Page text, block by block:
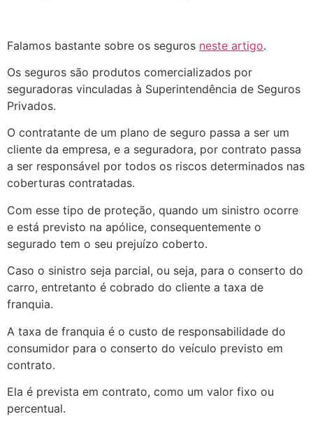
Falamos bastante sobre os seguros neste artigo.
Os seguros são produtos comercializados por
seguradoras vinculadas à Superintendência de Seguros
Privados.
O contratante de um plano de seguro passa a ser um
cliente da empresa, e a seguradora, por contrato passa
a ser responsável por todos os riscos determinados nas
coberturas contratadas.
Com esse tipo de proteção, quando um sinistro ocorre
e está previsto na apólice, consequentemente o
segurado tem o seu prejuízo coberto.
Caso o sinistro seja parcial, ou seja, para o conserto do
carro, entretanto é cobrado do cliente a taxa de
franquia.
A taxa de franquia é o custo de responsabilidade do
consumidor para o conserto do veículo previsto em
contrato.
Ela é prevista em contrato, como um valor fixo ou
percentual.